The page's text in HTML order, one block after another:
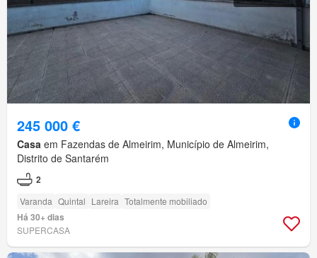
245 000 €
Casa em Fazendas de Almeirim, Município de Almeirim,
Distrito de Santarém
2
Varanda Quintal Lareira Totalmente mobiliado
Há 30+ dias
SUPERCASA